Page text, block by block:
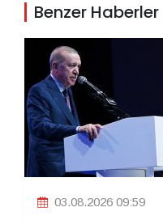
Benzer Haberler
03.08.2026 09:59